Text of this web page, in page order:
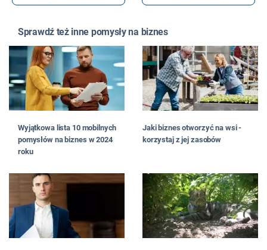
Sprawdź też inne pomysły na biznes
Wyjątkowa lista 10 mobilnych
pomysłów na biznes w 2024
roku
Jaki biznes otworzyć na wsi -
korzystaj z jej zasobów